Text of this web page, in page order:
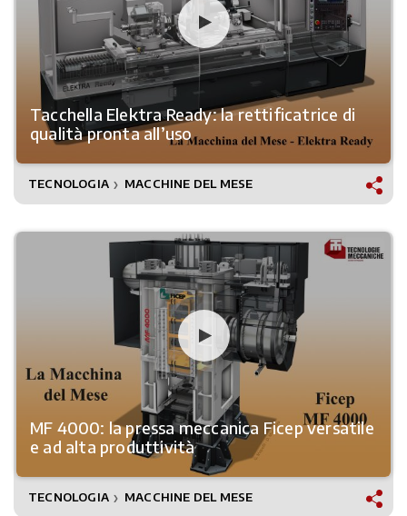
Tacchella Elektra Ready: la rettificatrice di
qualità pronta all’uso
TECNOLOGIA ❯ MACCHINE DEL MESE
MF 4000: la pressa meccanica Ficep versatile
e ad alta produttività
TECNOLOGIA ❯ MACCHINE DEL MESE